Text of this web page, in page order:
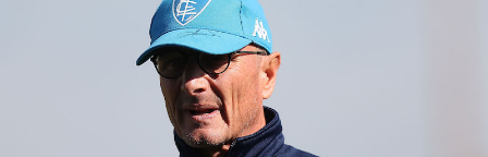
Altrecose
Mondiali calcio 2026